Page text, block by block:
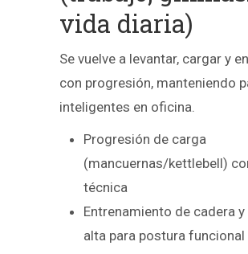
vida diaria)
Se vuelve a levantar, cargar y
con progresión, manteniendo
inteligentes en oficina.
Progresión de carga
(mancuernas/kettlebell)
técnica
Entrenamiento de cadera
alta para postura funcional